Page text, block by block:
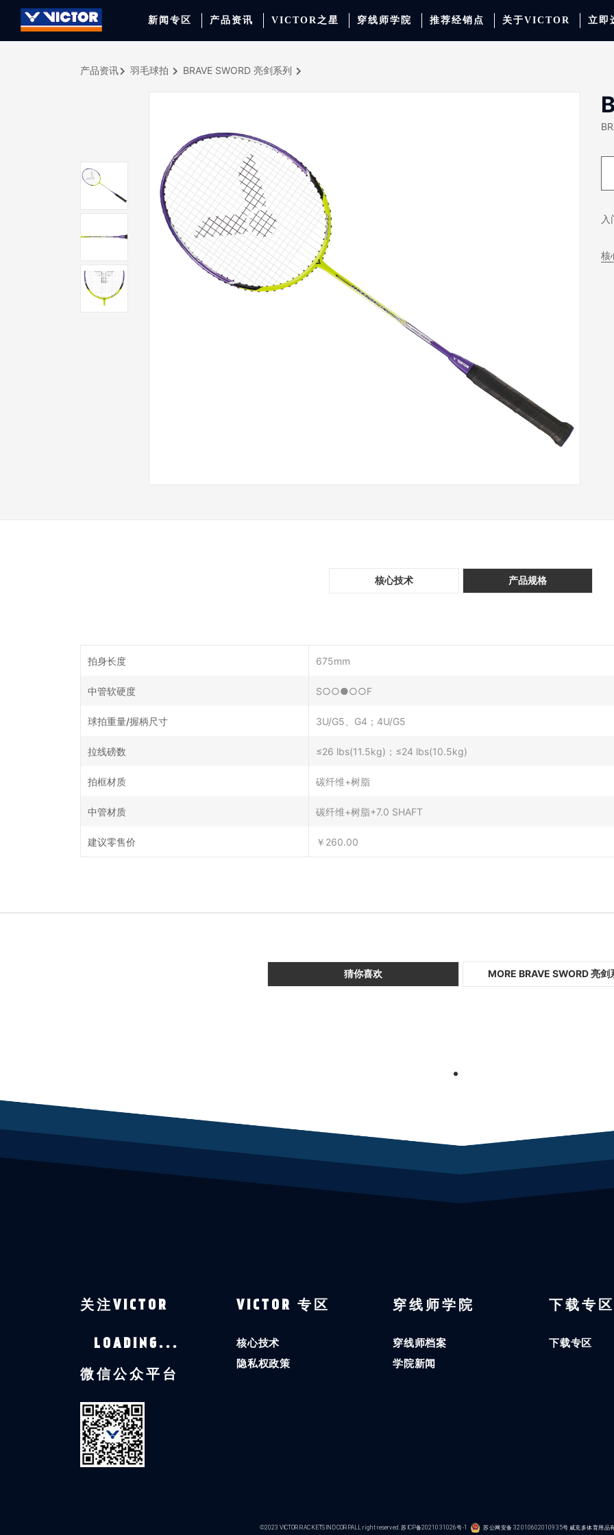
新闻专区 产品资讯 VICTOR之星 穿线师学院 推荐经销点 关于VICTOR 立即
品牌资讯 产品资讯 赛事聚焦
羽毛球拍 羽毛球鞋 运动包 运动服饰
签约球员 专业球队 品牌代言人
穿线师档案 学院新闻
天猫旗舰店 京东旗舰店
产品资讯 羽毛球拍 BRAVE SWORD 亮剑系列
核
核心技术 产品规格
拍身长度 675mm
中管软硬度 S○○●○○F
球拍重量/握柄尺寸 3U/G5、G4；4U/G5
拉线磅数 ≤26 lbs(11.5kg)；≤24 lbs(10.5kg)
拍框材质 碳纤维+树脂
中管材质 碳纤维+树脂+7.0 SHAFT
建议零售价 ￥260.00
猜你喜欢 MORE BRAVE SWORD 亮剑
1
关注VICTOR
LOADING...
微信公众平台
VICTOR 专区
核心技术
隐私权政策
穿线师学院
穿线师档案
学院新闻
下载专区
下载专区
©2023 VICTOR RACKETS IND CORP.ALL right reserved.苏ICP备2021031026号-1 苏公网安备 32010602010935号 威克多体育用